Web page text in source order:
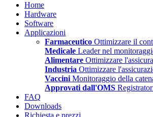
Home
Hardware
Software
Applicazioni
Farmaceutico Ottimizzare il
Medicale Leader nel
Alimentare Ottimizzare
Industria Ottimizzare
Vaccini Monitoraggio della
Approvati dall'OMS
FAQ
Downloads
Richiesta e prezzi